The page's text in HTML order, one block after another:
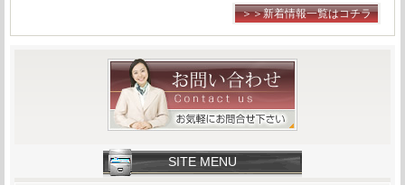
＞＞新着情報一覧はコチラ
SITE MENU